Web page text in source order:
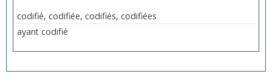
codifié, codifiée, codifiés, codifiées
ayant codifié